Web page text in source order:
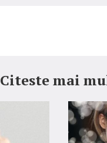
Citeste mai